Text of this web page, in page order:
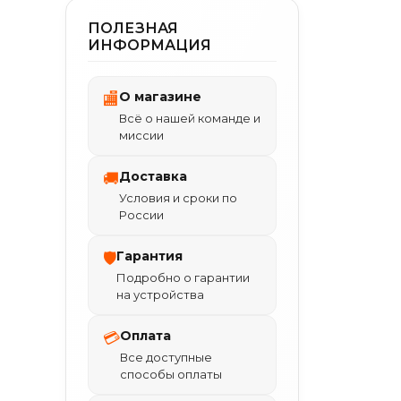
ПОЛЕЗНАЯ
ИНФОРМАЦИЯ
🏬О магазине
Всё о нашей команде и
миссии
🚚Доставка
Условия и сроки по
России
🛡Гарантия
Подробно о гарантии
на устройства
💳Оплата
Все доступные
способы оплаты